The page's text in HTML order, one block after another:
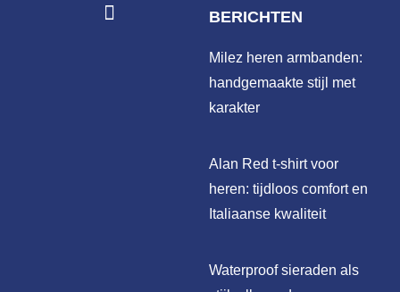
BERICHTEN
Milez heren armbanden:
handgemaakte stijl met
karakter
Alan Red t-shirt voor
heren: tijdloos comfort en
Italiaanse kwaliteit
Waterproof sieraden als